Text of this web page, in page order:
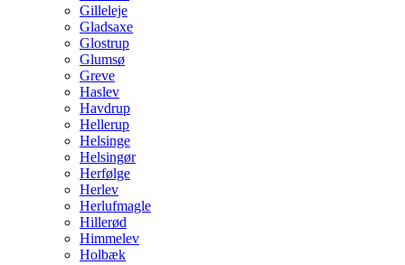
Gilleleje
Gladsaxe
Glostrup
Glumsø
Greve
Haslev
Havdrup
Hellerup
Helsinge
Helsingør
Herfølge
Herlev
Herlufmagle
Hillerød
Himmelev
Holbæk